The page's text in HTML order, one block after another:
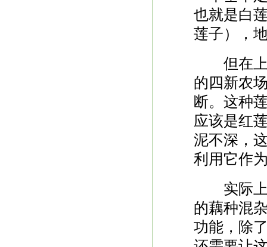
也就是白
莲子），
但在上
的四新农
断。这种
应该是红
泥不深，
利用它作
实际上
的藕种混
功能，除